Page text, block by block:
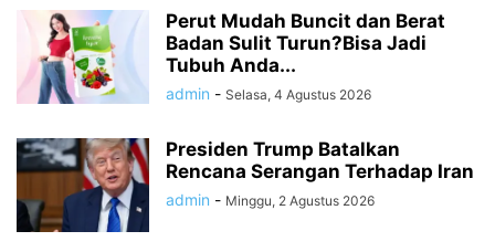
Perut Mudah Buncit dan Berat
Badan Sulit Turun?Bisa Jadi
Tubuh Anda...
admin - Selasa, 4 Agustus 2026
Presiden Trump Batalkan
Rencana Serangan Terhadap Iran
admin - Minggu, 2 Agustus 2026